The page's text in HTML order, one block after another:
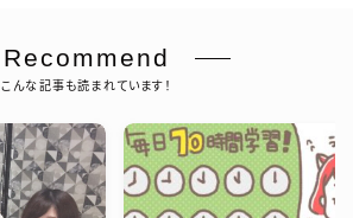
Recommend
こんな記事も読まれています！